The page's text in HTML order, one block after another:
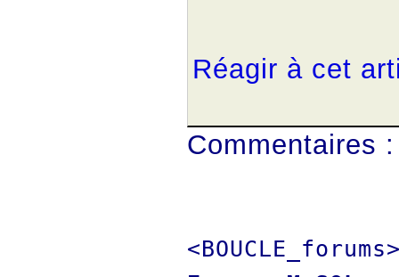
Réagir à cet
Commentaires :